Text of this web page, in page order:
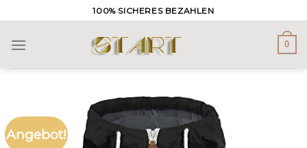
to
content
100% SICHERES BEZAHLEN
0
Angebot!